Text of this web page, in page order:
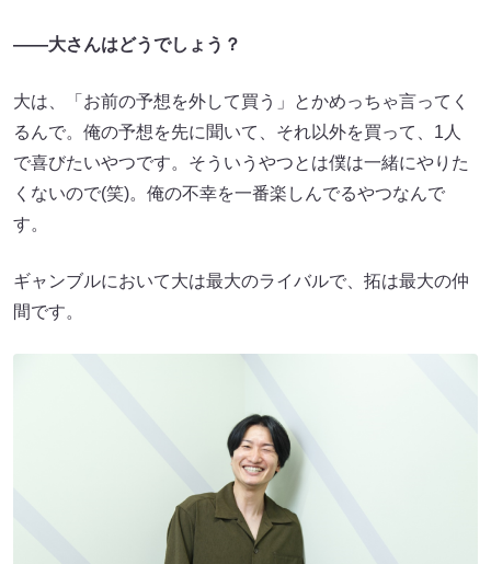
――大さんはどうでしょう？
大は、「お前の予想を外して買う」とかめっちゃ言ってく
るんで。俺の予想を先に聞いて、それ以外を買って、1人
で喜びたいやつです。そういうやつとは僕は一緒にやりた
くないので(笑)。俺の不幸を一番楽しんでるやつなんで
す。
ギャンブルにおいて大は最大のライバルで、拓は最大の仲
間です。